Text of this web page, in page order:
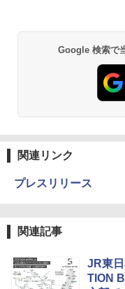
Google 検索で
関連リンク
プレスリリース
関連記事
JR東
TION